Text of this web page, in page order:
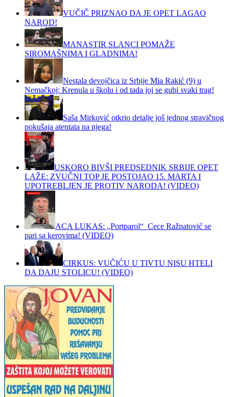
VUČIČ PRIZNAO DA JE OPET LAGAO
NAROD!
MANASTIR SLANCI POMAŽE
SIROMAŠNIMA I GLADNIMA!
Nestala devojčica iz Srbije Mia Rakić (9) u
Nemačkoj: Krenula u školu i od tada joj se gubi svaki trag!
Saša Mirković otkrio detalje još jednog stravičnog
pokušaja atentata na njega!
USKORO BIVŠI PREDSEDNIK SRBIJE OPET
LAŽE: ZVUČNI TOP JE POSTOJAO 15. MARTA I
UPOTREBLJEN JE PROTIV NARODA! (VIDEO)
ACA LUKAS: „Portparol“ Cece Ražnatović se
pari sa kerovima! (VIDEO)
CIRKUS: VUČIĆU U TIVTU NISU HTELI
DA DAJU STOLICU! (VIDEO)